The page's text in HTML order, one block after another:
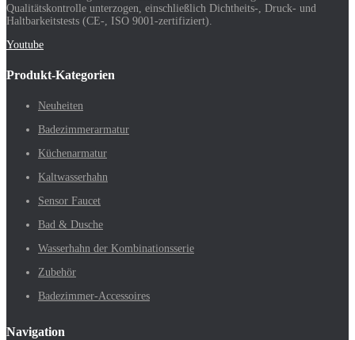
Qualitätskontrolle unterzogen, einschließlich Dichtheits-, Druck- und
Haltbarkeitstests (CE-, ISO 9001-zertifiziert).
Youtube
Produkt-Kategorien
Neuheiten
Badezimmerarmatur
Küchenarmatur
Kaltwasserhahn
Sensor Faucet
Bad & Dusche
Wasserhahn der Kombinationsserie
Zubehör
Badezimmer-Accessoires
Navigation